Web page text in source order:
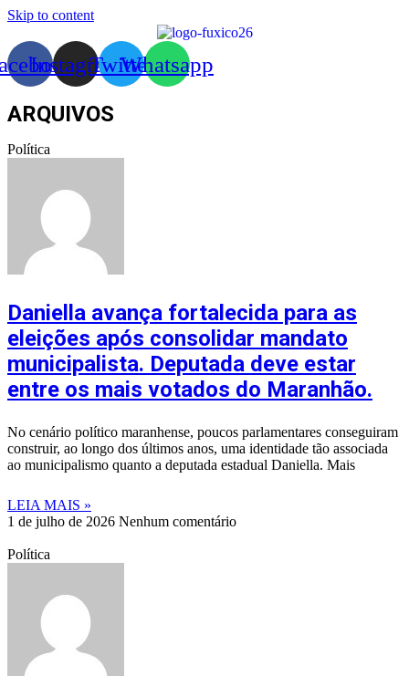
Skip to content
InstagramTwitterWhatsapp
ARQUIVOS
Política
Daniella avança fortalecida para as
eleições após consolidar mandato
municipalista. Deputada deve estar
entre os mais votados do Maranhão.
No cenário político maranhense, poucos parlamentares conseguiram
construir, ao longo dos últimos anos, uma identidade tão associada
ao municipalismo quanto a deputada estadual Daniella. Mais
LEIA MAIS »
1 de julho de 2026 Nenhum comentário
Política